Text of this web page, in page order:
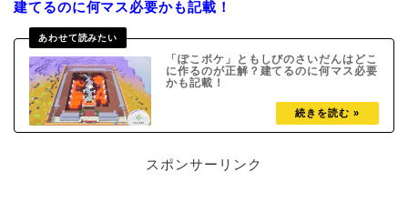
建てるのに何マス必要かも記載！
「ぽこポケ」ともしびのさいだんはどこ
に作るのが正解？建てるのに何マス必要
かも記載！
スポンサーリンク